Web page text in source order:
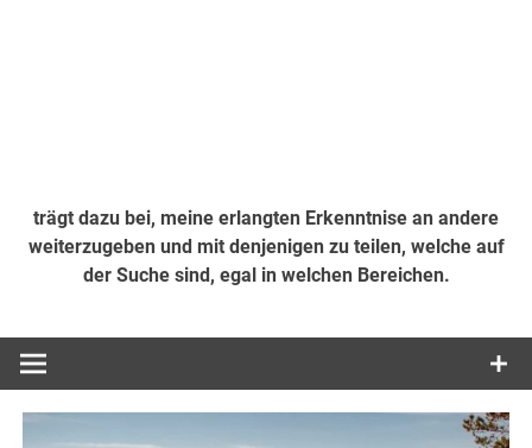
trägt dazu bei, meine erlangten Erkenntnise an andere
weiterzugeben und mit denjenigen zu teilen, welche auf
der Suche sind, egal in welchen Bereichen.